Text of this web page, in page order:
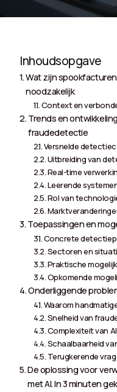
Inhoudsopgave
Wat zijn
noodzakelijk
Context en
Trends en
fraudedetectie
Versnelde
Uitbreiding van
Real-time
Leerende
Rol van
Toepassingen en
Concrete
Sectoren en
Praktische
Opkomende
Onderliggende
Waarom
Snelheid van
Complexiteit van
Schaalbaarheid
Terugkerende
De oplossing voor
met AI. In 3 minuten